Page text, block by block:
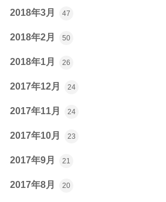
2018年3月 47
2018年2月 50
2018年1月 26
2017年12月 24
2017年11月 24
2017年10月 23
2017年9月 21
2017年8月 20